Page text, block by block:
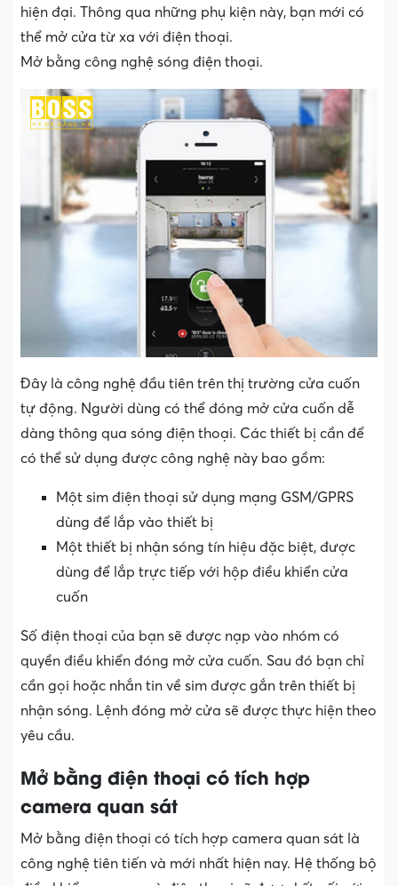
hiện đại. Thông qua những phụ kiện này, bạn mới có
thể mở cửa từ xa với điện thoại.
Mở bằng công nghệ sóng điện thoại.
Đây là công nghệ đầu tiên trên thị trường cửa cuốn
tự động. Người dùng có thể đóng mở cửa cuốn dễ
dàng thông qua sóng điện thoại. Các thiết bị cần để
có thể sử dụng được công nghệ này bao gồm:
Một sim điện thoại sử dụng mạng GSM/GPRS
dùng để lắp vào thiết bị
Một thiết bị nhận sóng tín hiệu đặc biệt, được
dùng để lắp trực tiếp với hộp điều khiển cửa
cuốn
Số điện thoại của bạn sẽ được nạp vào nhóm có
quyền điều khiển đóng mở cửa cuốn. Sau đó bạn chỉ
cần gọi hoặc nhắn tin về sim được gắn trên thiết bị
nhận sóng. Lệnh đóng mở cửa sẽ được thực hiện theo
yêu cầu.
Mở bằng điện thoại có tích hợp
camera quan sát
Mở bằng điện thoại có tích hợp camera quan sát là
công nghệ tiên tiến và mới nhất hiện nay. Hệ thống bộ